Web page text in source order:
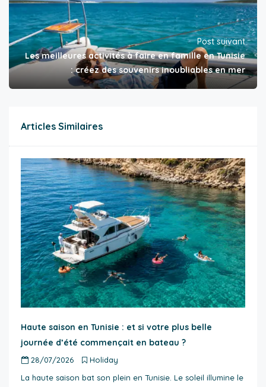
Post suivant
Les meilleures activités à faire en famille en Tunisie
: créez des souvenirs inoubliables en mer
Articles Similaires
Haute saison en Tunisie : et si votre plus belle
journée d’été commençait en bateau ?
28/07/2026
Holiday
La haute saison bat son plein en Tunisie. Le soleil illumine le